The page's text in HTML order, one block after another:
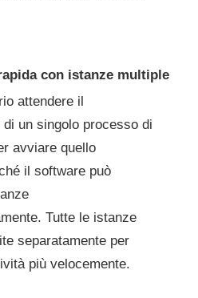
con istanze multiple
attendere il
un singolo processo di
avviare quello
il software può
Tutte le istanze
separatamente per
più velocemente.